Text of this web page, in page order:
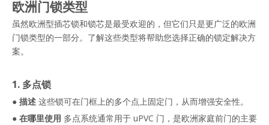
欧洲门锁类型
虽然欧洲型插芯锁和锁芯是最受欢迎的，但它们只是更广泛的欧洲
门锁类型的一部分。了解这些类型将帮助您选择正确的锁定解决方
案。
1. 多点锁
● 描述 这些锁可在门框上的多个点上固定门，从而增强安全性。
● 在哪里使用 多点系统通常用于 uPVC 门，是欧洲家庭前门的主要